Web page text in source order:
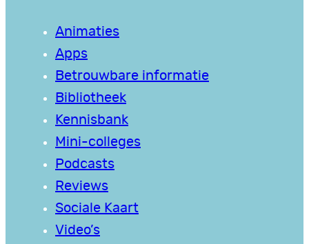
Animaties
Apps
Betrouwbare informatie
Bibliotheek
Kennisbank
Mini-colleges
Podcasts
Reviews
Sociale Kaart
Video’s